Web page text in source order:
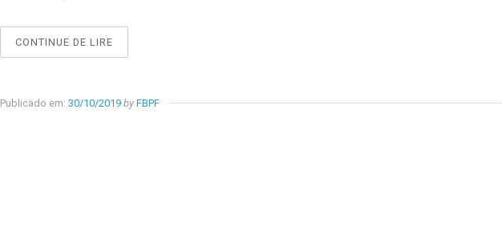
CONTINUE DE LIRE
DE
CINEMA
Publicado em: 30/10/2019 by FBPF